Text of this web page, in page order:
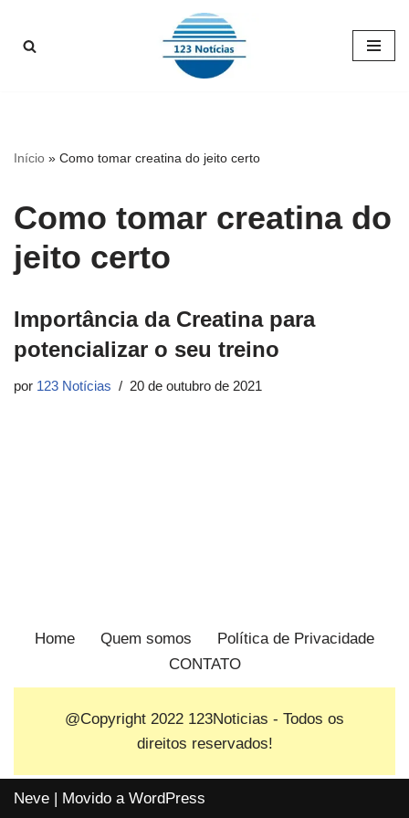
Pular
Início » Como tomar creatina do jeito certo
Como tomar creatina do
jeito certo
Importância da Creatina para
potencializar o seu treino
por 123 Notícias 20 de outubro de 2021
Home Quem somos
Política de Privacidade
CONTATO
@Copyright 2022 123Noticias - Todos os
direitos reservados!
Neve | Movido a WordPress